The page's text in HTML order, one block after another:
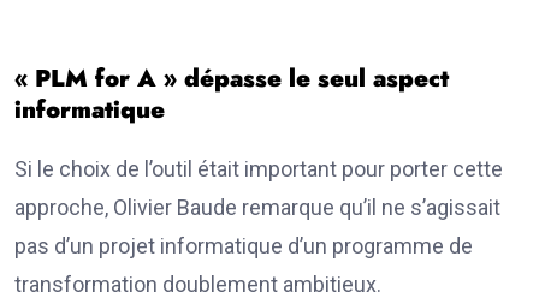
« PLM for A » dépasse le seul aspect
informatique
Si le choix de l’outil était important pour porter cette
approche, Olivier Baude remarque qu’il ne s’agissait
pas d’un projet informatique d’un programme de
transformation doublement ambitieux.